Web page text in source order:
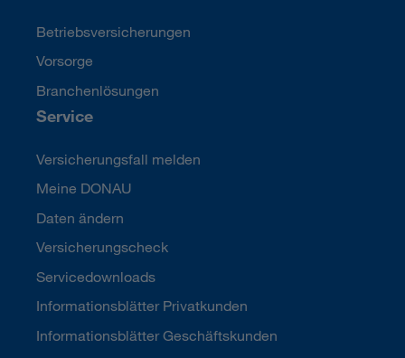
Betriebsversicherungen
Vorsorge
Branchenlösungen
Service
Versicherungsfall melden
Meine DONAU
Daten ändern
Versicherungscheck
Servicedownloads
Informationsblätter Privatkunden
Informationsblätter Geschäftskunden